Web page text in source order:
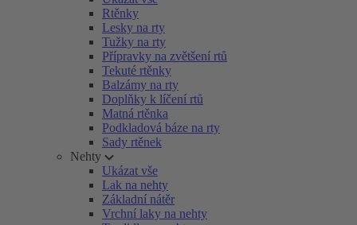
Rtěnky
Lesky na rty
Tužky na rty
Přípravky na zvětšení rtů
Tekuté rtěnky
Balzámy na rty
Doplňky k líčení rtů
Matná rtěnka
Podkladová báze na rty
Sady rtěnek
Nehty
Ukázat vše
Lak na nehty
Základní nátěr
Vrchní laky na nehty